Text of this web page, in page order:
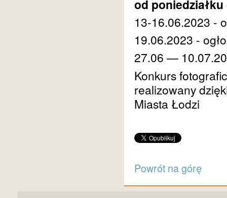
od
13-16.06.2023 -
19.06.2023 -
27.06 —
Konkurs
realizowany
Miasta Łodzi
Powrót na górę